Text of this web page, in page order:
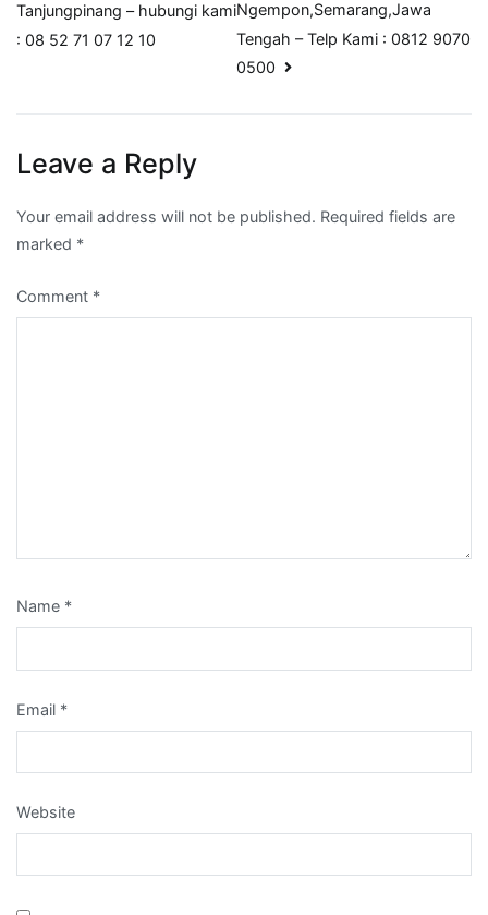
Tanjungpinang – hubungi kami
: 08 52 71 07 12 10
Ngempon,Semarang,Jawa
Tengah – Telp Kami : 0812 9070
0500
Leave a Reply
Your email address will not be published. Required fields are
marked *
Comment *
Name *
Email *
Website